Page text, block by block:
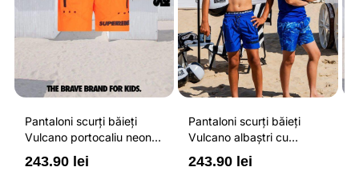
Pantaloni scurți băieți
Vulcano portocaliu neon
cu buzunare cu fermoar,
impermeabili și talie
243.90 lei
Pantaloni scurți băieți
Vulcano albaștri cu
buzunare cu fermoar,
impermeabili și talie
243.90 lei